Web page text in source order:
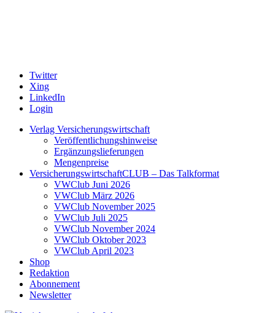
Twitter
Xing
LinkedIn
Login
Verlag Versicherungswirtschaft
Veröffentlichungshinweise
Ergänzungslieferungen
Mengenpreise
VersicherungswirtschaftCLUB – Das Talkformat
VWClub Juni 2026
VWClub März 2026
VWClub November 2025
VWClub Juli 2025
VWClub November 2024
VWClub Oktober 2023
VWClub April 2023
Shop
Redaktion
Abonnement
Newsletter